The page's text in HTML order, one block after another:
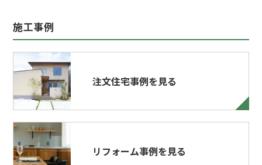
施工事例
注文住宅事例を見る
リフォーム事例を見る